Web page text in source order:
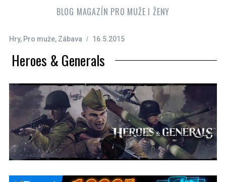
BLOG MAGAZÍN PRO MUŽE I ŽENY
Hry, Pro muže, Zábava 16.5.2015
Heroes & Generals